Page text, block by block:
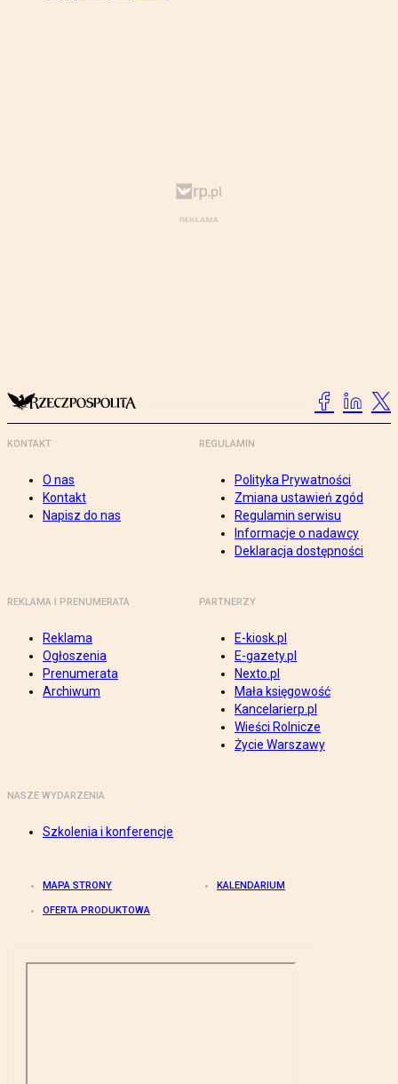
KONTAKT
O nas
Kontakt
Napisz do nas
REGULAMIN
Polityka Prywatności
Zmiana ustawień zgód
Regulamin serwisu
Informacje o nadawcy
Deklaracja dostępności
REKLAMA I PRENUMERATA
Reklama
Ogłoszenia
Prenumerata
Archiwum
PARTNERZY
E-kiosk.pl
E-gazety.pl
Nexto.pl
Mała księgowość
Kancelarierp.pl
Wieści Rolnicze
Życie Warszawy
NASZE WYDARZENIA
Szkolenia i konferencje
MAPA STRONY KALENDARIUM
OFERTA PRODUKTOWA